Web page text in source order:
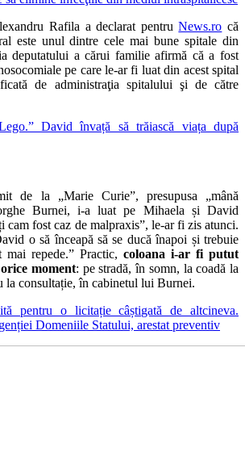
Rafila a declarat pentruNews.ro că
este unul dintre cele mai bune spitale din
deputatului a cărui familie afirmă că a fost
pe care le-ar fi luat din acest spital
de administraţia spitalului şi de către
David învață să trăiască viața după
de la „Marie Curie”, presupusa „mână
Burnei, i-a luat pe Mihaela și David
cam fost caz de malpraxis”, le-ar fi zis atunci.
o să înceapă să se ducă înapoi și trebuie
mai repede.” Practic, coloana i-ar fi putut
moment: pe stradă, în somn, la coadă la
la consultație, în cabinetul lui Burnei.
pentru o licitație câștigată de altcineva.
Domeniile Statului, arestat preventiv